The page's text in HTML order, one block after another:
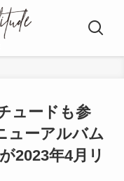
ュードも参
ューアルバム
2023年4月リ